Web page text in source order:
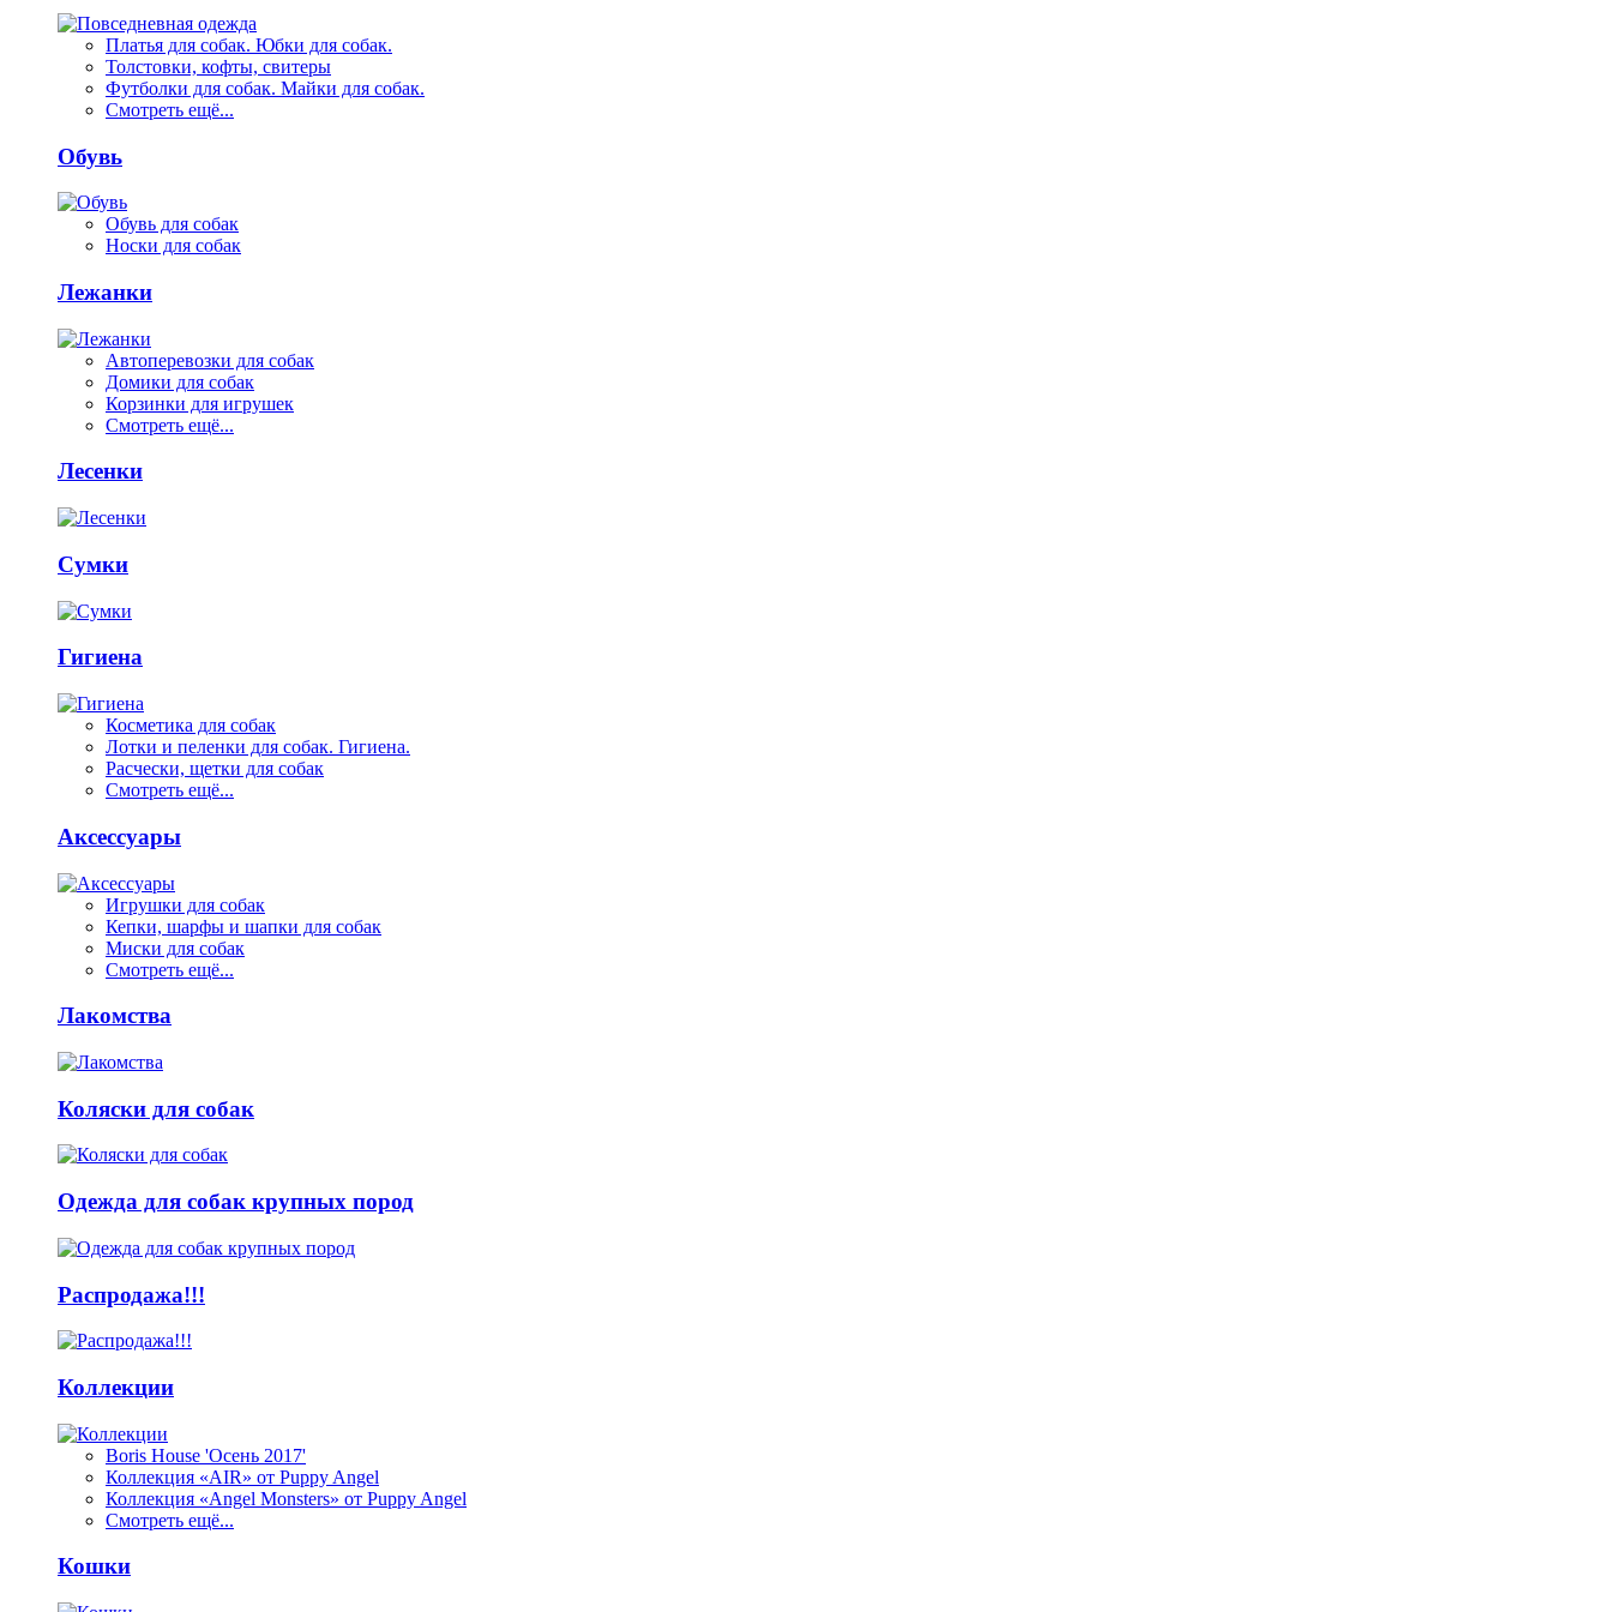
Платья для собак. Юбки для собак.
Толстовки, кофты, свитеры
Футболки для собак. Майки для собак.
Смотреть ещё...
Обувь
Обувь для собак
Носки для собак
Лежанки
Автоперевозки для собак
Домики для собак
Корзинки для игрушек
Смотреть ещё...
Лесенки
Сумки
Гигиена
Косметика для собак
Лотки и пеленки для собак. Гигиена.
Расчески, щетки для собак
Смотреть ещё...
Аксессуары
Игрушки для собак
Кепки, шарфы и шапки для собак
Миски для собак
Смотреть ещё...
Лакомства
Коляски для собак
Одежда для собак крупных пород
Распродажа!!!
Коллекции
Boris House 'Осень 2017'
Коллекция «AIR» от Puppy Angel
Коллекция «Angel Monsters» от Puppy Angel
Смотреть ещё...
Кошки